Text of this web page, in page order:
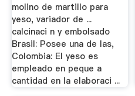
molino de martillo para
yeso, variador de ...
calcinaci n y embolsado
Brasil: Posee una de las,
Colombia: El yeso es
empleado en peque a
cantidad en la elaboraci ...